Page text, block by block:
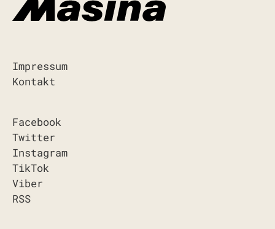
Impressum
Kontakt
Facebook
Twitter
Instagram
TikTok
Viber
RSS